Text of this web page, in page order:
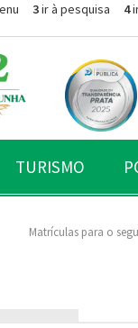
3ir à pesquisa 4
TURISMO
Matrículas para o